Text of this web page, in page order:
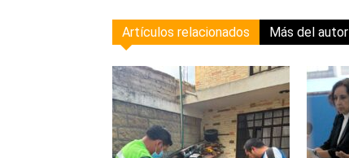
Artículos relacionados Más del autor